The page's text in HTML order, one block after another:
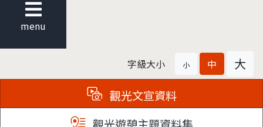
menu
字級大小 小 中 大
觀光文宣資料